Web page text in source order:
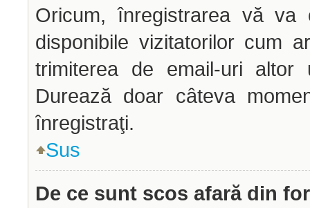
Oricum, înregistrarea vă
disponibile vizitatorilor cum
trimiterea de email-uri
Durează doar câteva
înregistraţi.
Sus
De ce sunt scos afară din